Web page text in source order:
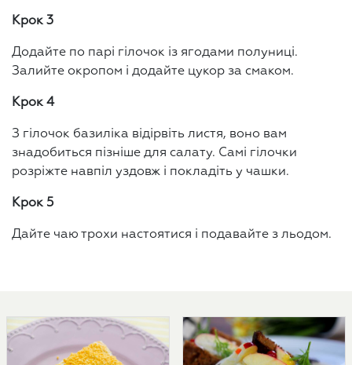
Крок 3
Додайте по парі гілочок із ягодами полуниці.
Залийте окропом і додайте цукор за смаком.
Крок 4
З гілочок базиліка відірвіть листя, воно вам
знадобиться пізніше для салату. Самі гілочки
розріжте навпіл уздовж і покладіть у чашки.
Крок 5
Дайте чаю трохи настоятися і подавайте з льодом.